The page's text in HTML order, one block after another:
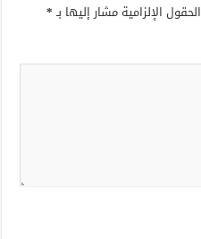
الحقول الإلزامية مشار إليها بـ*